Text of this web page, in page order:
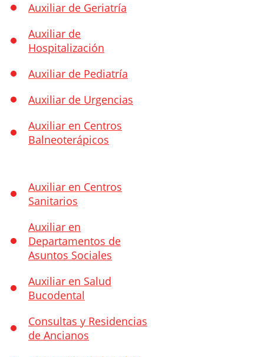
Auxiliar de Geriatría
Auxiliar de
Hospitalización
Auxiliar de Pediatría
Auxiliar de Urgencias
Auxiliar en Centros
Balneoterápicos
Auxiliar en Centros
Sanitarios
Auxiliar en
Departamentos de
Asuntos Sociales
Auxiliar en Salud
Bucodental
Consultas y Residencias
de Ancianos